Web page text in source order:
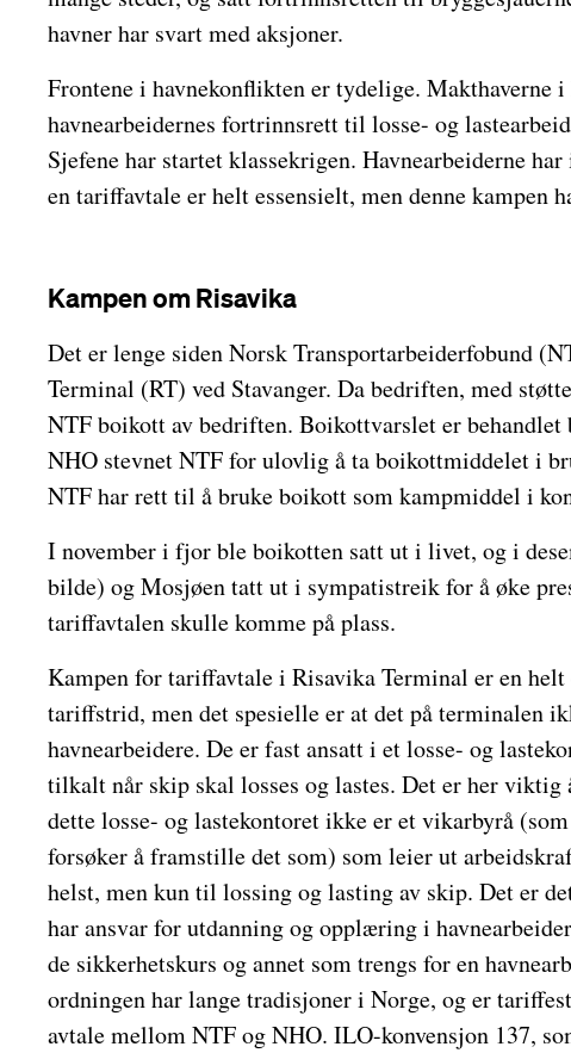
havner har svart med aksjoner.
Frontene i havnekonflikten er tydelige. Makthaverne
havnearbeidernes fortrinnsrett til losse- og
Sjefene har startet klassekrigen. Havnearbeiderne
en tariffavtale er helt essensielt, men denne kampen
Kampen om Risavika
Det er lenge siden Norsk Transportarbeiderfobund
Terminal (RT) ved Stavanger. Da bedriften, med
NTF boikott av bedriften. Boikottvarslet er
NHO stevnet NTF for ulovlig å ta boikottmiddelet i
NTF har rett til å bruke boikott som kampmiddel i
I november i fjor ble boikotten satt ut i livet, og i
bilde) og Mosjøen tatt ut i sympatistreik for å øke
tariffavtalen skulle komme på plass.
Kampen for tariffavtale i Risavika Terminal er en
tariffstrid, men det spesielle er at det på terminalen
havnearbeidere. De er fast ansatt i et losse- og
tilkalt når skip skal losses og lastes. Det er her viktig
dette losse- og lastekontoret ikke er et vikarbyrå
forsøker å framstille det som) som leier ut
helst, men kun til lossing og lasting av skip. Det er
har ansvar for utdanning og opplæring i
de sikkerhetskurs og annet som trengs for en
ordningen har lange tradisjoner i Norge, og er
avtale mellom NTF og NHO. ILO-konvensjon 137,